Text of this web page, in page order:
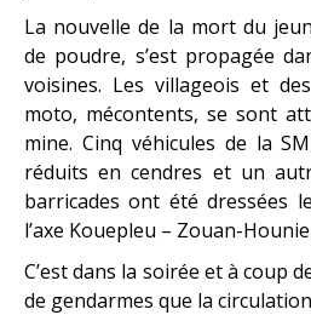
La nouvelle de la mort du
de poudre, s’est propagée
voisines. Les villageois et
moto, mécontents, se sont
mine. Cinq véhicules de la
réduits en cendres et un
barricades ont été dressées
l’axe Kouepleu – Zouan-
C’est dans la soirée et à coup
de gendarmes que la